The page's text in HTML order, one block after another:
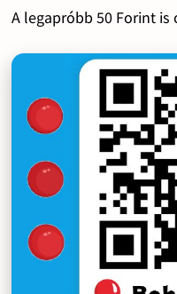
A legapróbb 50 Forint is